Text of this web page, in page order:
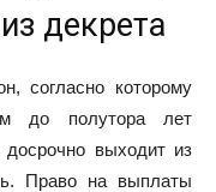
декрета
согласно которому
до полутора лет
выходит из
Право на выплаты